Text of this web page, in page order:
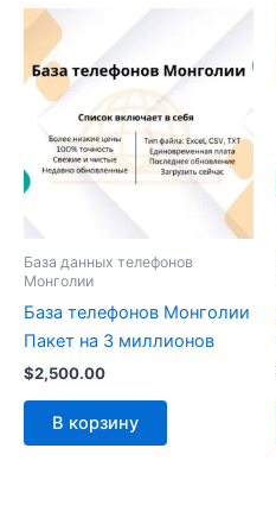
База данных телефонов
Монголии
База телефонов Монголии
Пакет на 3 миллионов
$2,500.00
В корзину